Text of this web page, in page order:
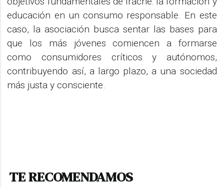
educación en un consumo responsable. En este
caso, la asociación busca sentar las bases para
que los más jóvenes comiencen a formarse
como consumidores críticos y autónomos,
contribuyendo así, a largo plazo, a una sociedad
más justa y consciente.
TE RECOMENDAMOS